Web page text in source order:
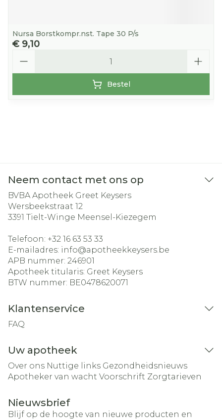
Nursa Borstkompr.nst. Tape 30 P/s
€ 9,10
Bestel
Neem contact met ons op
BVBA Apotheek Greet Keysers
Wersbeekstraat 12
3391 Tielt-Winge Meensel-Kiezegem
Telefoon: +32 16 63 53 33
E-mailadres: info@apotheekkeysers.be
APB nummer: 246901
Apotheek titularis: Greet Keysers
BTW nummer: BE0478620071
Klantenservice
FAQ
Uw apotheek
Over ons Nuttige links Gezondheidsnieuws
Apotheker van wacht Voorschrift Zorgtarieven
Nieuwsbrief
Blijf op de hoogte van nieuwe producten en